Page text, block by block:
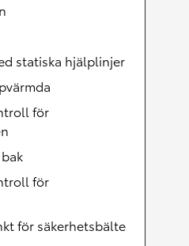
statiska hjälplinjer
för
för
för säkerhetsbälte